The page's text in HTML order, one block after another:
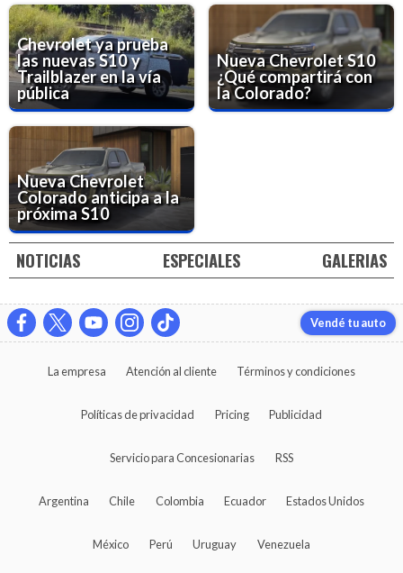
Chevrolet ya prueba
las nuevas S10 y
Trailblazer en la vía
pública
Nueva Chevrolet S10
¿Qué compartirá con
la Colorado?
Nueva Chevrolet
Colorado anticipa a la
próxima S10
NOTICIAS ESPECIALES GALERIAS
Vendé tu auto
La empresa Atención al cliente Términos y condiciones
Políticas de privacidad Pricing Publicidad
Servicio para Concesionarias RSS
Argentina Chile Colombia Ecuador Estados Unidos
México Perú Uruguay Venezuela